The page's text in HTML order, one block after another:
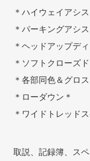
＊ハイウェイアシ
＊パーキングアシ
＊ヘッドアップデ
＊ソフトクローズド
＊各部同色＆グロ
＊ローダウン＊
＊ワイドトレッド
取説、記録簿、ス